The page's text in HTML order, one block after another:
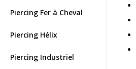
Piercing Fer à Cheval
Piercing Hélix
Piercing Industriel